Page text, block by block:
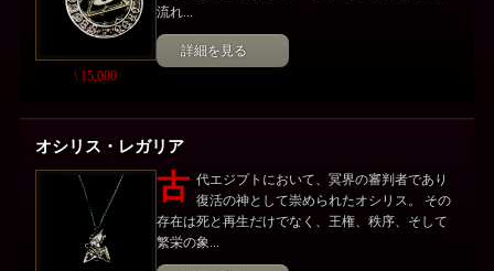
\ 15,000
流れ...
詳細を見る
オシリス・レガリア
古 代エジプトにおいて、冥界の審判者であり
復活の神として崇められたオシリス。 その
存在は死と再生だけでなく、王権、秩序、そして
繁栄の象...